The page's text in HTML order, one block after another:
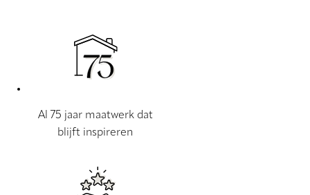
Al 75 jaar maatwerk dat
blijft inspireren